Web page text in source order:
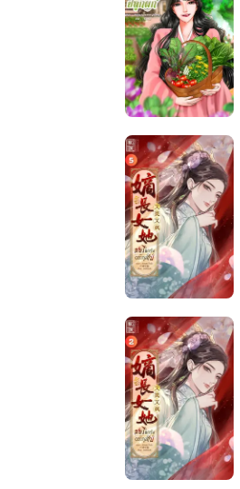
คน
หล่อ
ข้า
จะ
ยอม
ปลูก
ผัก
แกร่ง
ตระกูล
ไป๋
เล่ม
5